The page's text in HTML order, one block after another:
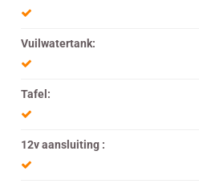
Vuilwatertank:
Tafel:
12v aansluiting :